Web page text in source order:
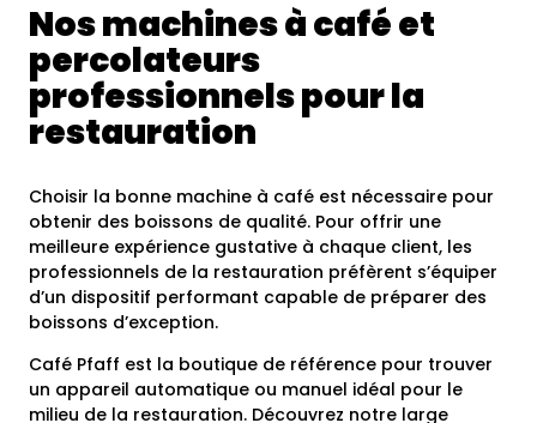
Nos machines à café et
percolateurs
professionnels pour la
restauration
Choisir la bonne machine à café est nécessaire pour
obtenir des boissons de qualité. Pour offrir une
meilleure expérience gustative à chaque client, les
professionnels de la restauration préfèrent s’équiper
d’un dispositif performant capable de préparer des
boissons d’exception.
Café Pfaff est la boutique de référence pour trouver
un appareil automatique ou manuel idéal pour le
milieu de la restauration. Découvrez notre large